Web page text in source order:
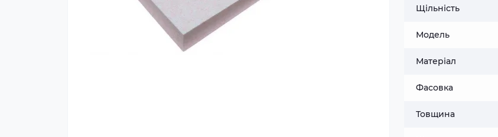
Щільність
Модель
Матеріал
Фасовка
Товщина